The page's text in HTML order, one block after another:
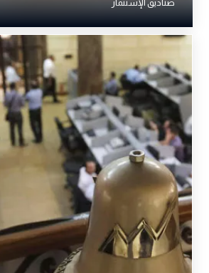
صناديق الإستثمار